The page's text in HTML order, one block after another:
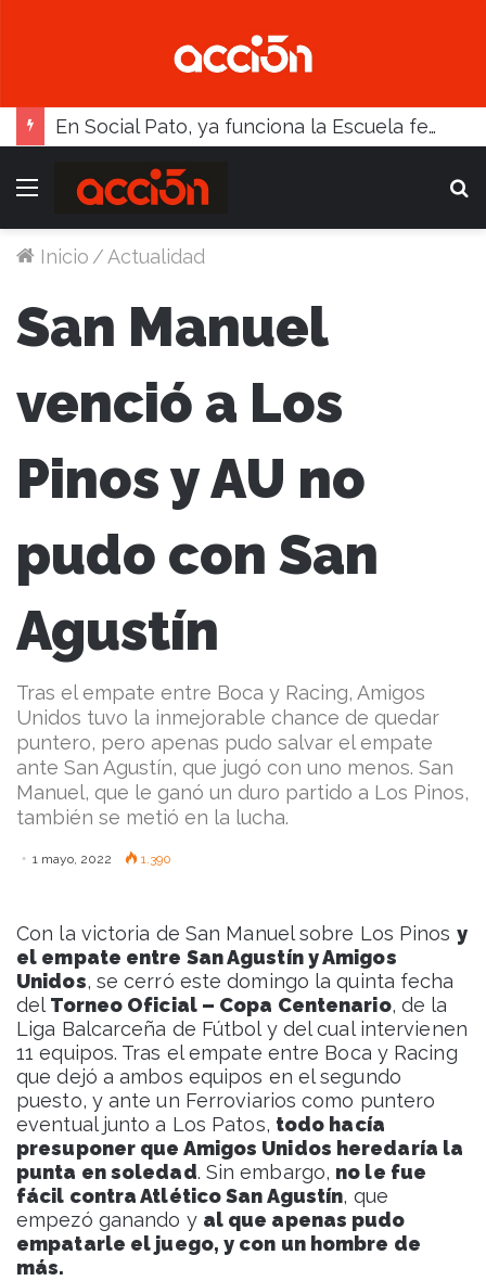
En Social Pato, ya funciona la Escuela femenina de paleta
Menú
Inicio /Actualidad
San Manuel
venció a Los
Pinos y AU no
pudo con San
Agustín
Tras el empate entre Boca y Racing, Amigos
Unidos tuvo la inmejorable chance de quedar
puntero, pero apenas pudo salvar el empate
ante San Agustín, que jugó con uno menos. San
Manuel, que le ganó un duro partido a Los Pinos,
también se metió en la lucha.
1 mayo, 2022 1.390
Con la victoria de San Manuel sobre Los Pinos y
el empate entre San Agustín y Amigos
Unidos, se cerró este domingo la quinta fecha
delTorneo Oficial – Copa Centenario, de la
Liga Balcarceña de Fútbol y del cual intervienen
11 equipos. Tras el empate entre Boca y Racing
que dejó a ambos equipos en el segundo
puesto, y ante un Ferroviarios como puntero
eventual junto a Los Patos, todo hacía
presuponer que Amigos Unidos heredaría la
punta en soledad. Sin embargo, no le fue
fácil contra Atlético San Agustín, que
empezó ganando y al que apenas pudo
empatarle el juego, y con un hombre de
más.